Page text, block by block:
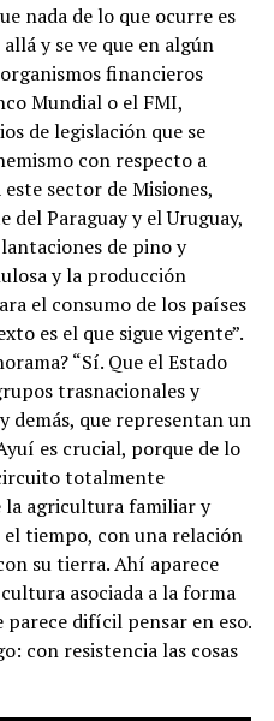
nada de lo que ocurre es
y se ve que en algún
financieros
Mundial o el FMI,
de legislación que se
con respecto a
sector de Misiones,
Paraguay y el Uruguay,
de pino y
y la producción
el consumo de los países
es el que sigue vigente”.
“Sí. Que el Estado
trasnacionales y
demás, que representan un
es crucial, porque de lo
totalmente
la agricultura familiar y
tiempo, con una relación
su tierra. Ahí aparece
asociada a la forma
parece difícil pensar en eso.
con resistencia las cosas